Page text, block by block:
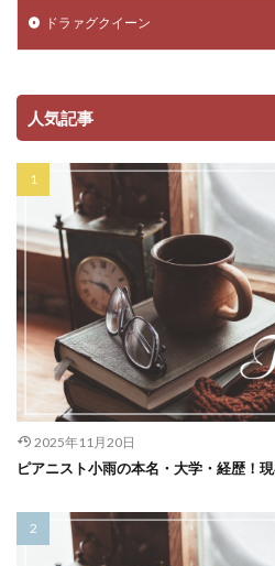
ドラァグクイーン
人気記事
2025年11月20日
ピアニスト小雨の本名・大学・経歴！